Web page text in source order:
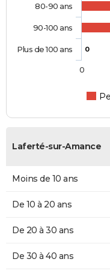
0
80-90 ans
90-100 ans
Plus de 100 ans
0
Laferté-sur-Amance
Moins de 10 ans
De 10 à 20 ans
De 20 à 30 ans
De 30 à 40 ans